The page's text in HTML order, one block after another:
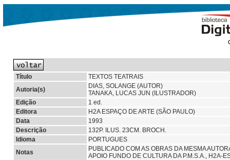
Título
TEXTOS TEATRAIS
Autoria(s)
DIAS, SOLANGE (AUTOR)
TANAKA, LUCAS JUN (ILUSTRADOR)
Edição
1 ed.
Editora
H2A ESPAÇO DE ARTE (SÃO PAULO)
Data
1993
Descrição
132P. ILUS. 23CM. BROCH.
Idioma
PORTUGUES
Notas
PUBLICADO COM AS OBRAS DA MESMA
APOIO FUNDO DE CULTURA DA P.M.S.A., H2A-